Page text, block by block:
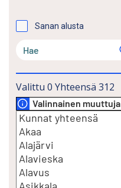
Sanan alusta
Valittu 0 Yhteensä 312
Valinnainen muuttuja